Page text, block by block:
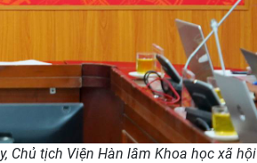
Chủ tịch Viện Hàn lâm Khoa học xã hội